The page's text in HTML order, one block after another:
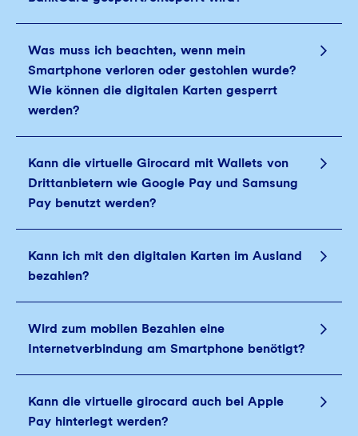
Was muss ich beachten, wenn mein
Smartphone verloren oder gestohlen wurde?
Wie können die digitalen Karten gesperrt
werden?
Kann die virtuelle Girocard mit Wallets von
Drittanbietern wie Google Pay und Samsung
Pay benutzt werden?
Kann ich mit den digitalen Karten im Ausland
bezahlen?
Wird zum mobilen Bezahlen eine
Internetverbindung am Smartphone benötigt?
Kann die virtuelle girocard auch bei Apple
Pay hinterlegt werden?